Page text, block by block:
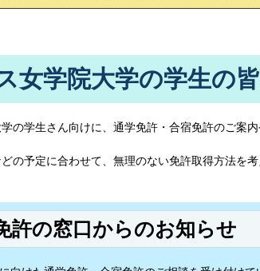
女学院大学の学生の
の学生さん向けに、通学免許・合宿免許のご案
の予定に合わせて、無理のない免許取得方法を
許の窓口からのお知らせ